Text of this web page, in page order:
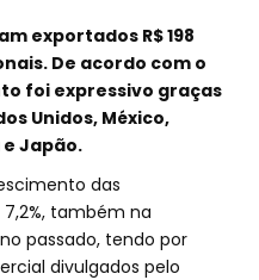
exportados R$ 198
De acordo com o
foi expressivo graças
Unidos, México,
Japão.
das
também na
passado, tendo por
divulgados pelo